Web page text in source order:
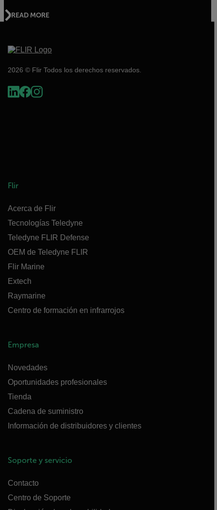
READ MORE
2026 © Flir Todos los derechos reservados.
Flir
Acerca de Flir
Tecnologías Teledyne
Teledyne FLIR Defense
OEM de Teledyne FLIR
Flir Marine
Extech
Raymarine
Centro de formación en infrarrojos
Empresa
Novedades
Oportunidades profesionales
Tienda
Cadena de suministro
Información de distribuidores y clientes
Soporte y servicio
Contacto
Centro de Soporte